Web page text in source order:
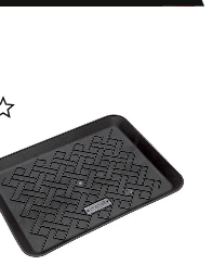
Lägg till i favoriter